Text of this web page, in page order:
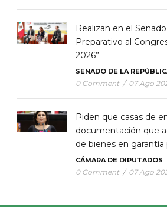
Realizan en el Senado
Preparativo al
2026”
SENADO DE LA
0 Comment / 07 Ago
Piden que casas de
documentación que
de bienes en garantía
CÁMARA DE DIPUTADOS
0 Comment / 07 Ago